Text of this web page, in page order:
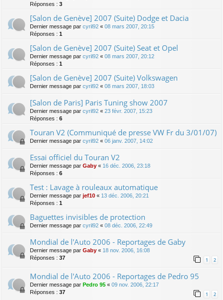
Réponses : 3
[Salon de Genève] 2007 (Suite) Dodge et Dacia
Dernier message par cyril92 « 08 mars 2007, 20:15
Réponses : 1
[Salon de Genève] 2007 (Suite) Seat et Opel
Dernier message par cyril92 « 08 mars 2007, 20:12
Réponses : 1
[Salon de Genève] 2007 (Suite) Volkswagen
Dernier message par cyril92 « 08 mars 2007, 18:03
[Salon de Paris] Paris Tuning show 2007
Dernier message par cyril92 « 23 févr. 2007, 15:23
Réponses : 6
Touran V2 (Communiqué de presse VW Fr du 3/01/07)
Dernier message par cyril92 « 06 janv. 2007, 14:02
Essai officiel du Touran V2
Dernier message par Gaby « 16 déc. 2006, 23:18
Réponses : 6
Test : Lavage à rouleaux automatique
Dernier message par jef10 « 13 déc. 2006, 20:21
Réponses : 1
Baguettes invisibles de protection
Dernier message par cyril92 « 08 déc. 2006, 22:49
Mondial de l'Auto 2006 - Reportages de Gaby
Dernier message par Gaby « 18 nov. 2006, 16:08
Réponses : 37 1 2
Mondial de l'Auto 2006 - Reportages de Pedro 95
Dernier message par Pedro 95 « 09 nov. 2006, 22:17
Réponses : 37 1 2